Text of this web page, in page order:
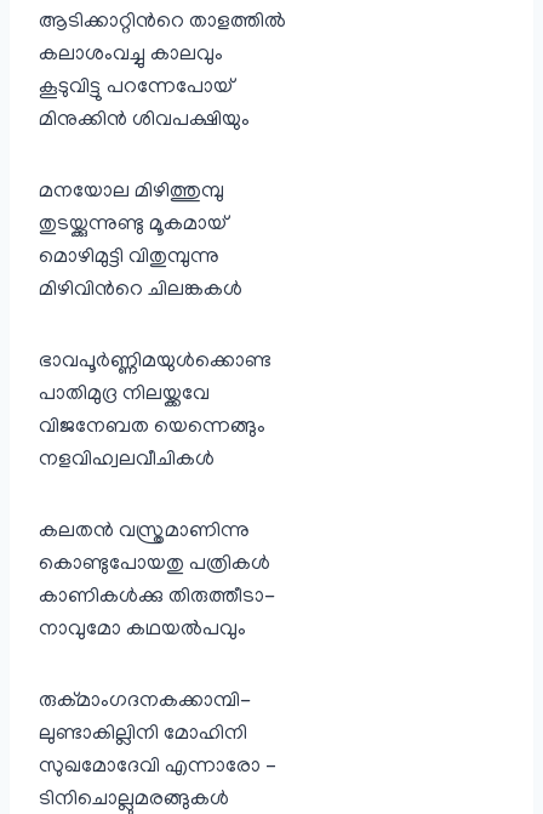
ആടിക്കാറ്റിന്‍റെ താളത്തില്‍
കലാശംവച്ചു കാലവും
കൂടുവിട്ടു പറന്നേപോയ്‌
മിനുക്കിന്‍ ശിവപക്ഷിയും
മനയോല മിഴിത്തുമ്പു
തുടയ്ക്കുന്നുണ്ടു മൂകമായ്
മൊഴിമുട്ടി വിതുമ്പുന്നു
മിഴിവിന്‍റെ ചിലങ്കകള്‍
ഭാവപൂര്‍ണ്ണിമയുള്‍ക്കൊണ്ട
പാതിമുദ്ര നിലയ്ക്കവേ
വിജനേബത യെന്നെങ്ങും
നളവിഹ്വലവീചികള്‍
കലതന്‍ വസ്ത്രമാണിന്നു
കൊണ്ടുപോയതു പത്രികള്‍
കാണികള്‍ക്കു തിരുത്തീടാ-
നാവുമോ കഥയല്‍പവും
രുക്മാംഗദനകക്കാമ്പി-
ലുണ്ടാകില്ലിനി മോഹിനി
സുഖമോദേവി എന്നാരോ –
ടിനിചൊല്ലുമരങ്ങുകള്‍